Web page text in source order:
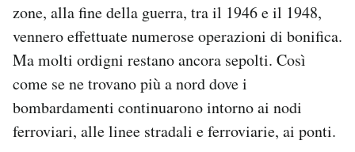
zone, alla fine della guerra, tra il 1946 e il 1948,
vennero effettuate numerose operazioni di bonifica.
Ma molti ordigni restano ancora sepolti. Così
come se ne trovano più a nord dove i
bombardamenti continuarono intorno ai nodi
ferroviari, alle linee stradali e ferroviarie, ai ponti.